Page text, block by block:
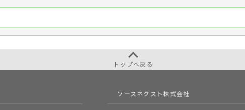
トップへ戻る
ソースネクスト株式会社